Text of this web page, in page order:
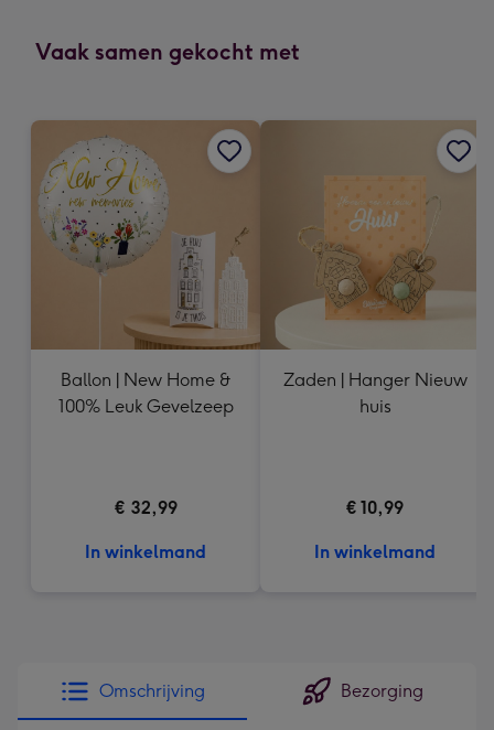
indruk
241
x
333
mm
Vaak samen gekocht met
Ballon | New Home &
100% Leuk Gevelzeep
€ 32,99
In winkelmand
Zaden | Hanger Nieuw
huis
€ 10,99
In winkelmand
Omschrijving Bezorging